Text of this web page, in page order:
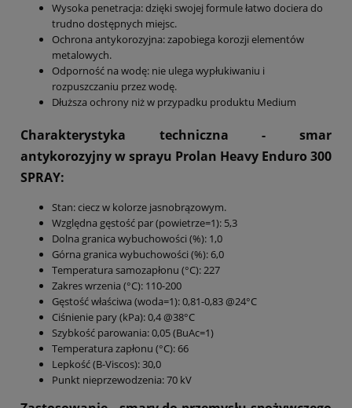
Wysoka penetracja: dzięki swojej formule łatwo dociera do
trudno dostępnych miejsc.
Ochrona antykorozyjna: zapobiega korozji elementów
metalowych.
Odporność na wodę: nie ulega wypłukiwaniu i
rozpuszczaniu przez wodę.
Dłuższa ochrony niż w przypadku produktu Medium
Charakterystyka techniczna - smar
antykorozyjny w sprayu Prolan Heavy Enduro 300
SPRAY:
Stan: ciecz w kolorze jasnobrązowym.
Względna gęstość par (powietrze=1): 5,3
Dolna granica wybuchowości (%): 1,0
Górna granica wybuchowości (%): 6,0
Temperatura samozapłonu (°C): 227
Zakres wrzenia (°C): 110-200
Gęstość właściwa (woda=1): 0,81-0,83 @24°C
Ciśnienie pary (kPa): 0,4 @38°C
Szybkość parowania: 0,05 (BuAc=1)
Temperatura zapłonu (°C): 66
Lepkość (B-Viscos): 30,0
Punkt nieprzewodzenia: 70 kV